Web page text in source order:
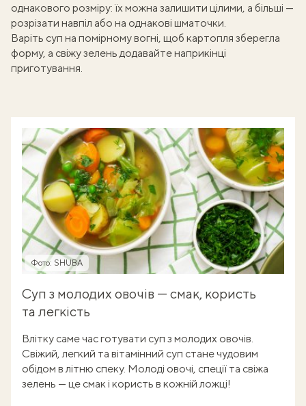
однакового розміру: їх можна залишити цілими, а більші —
розрізати навпіл або на однакові шматочки.
Варіть суп на помірному вогні, щоб картопля зберегла
форму, а свіжу зелень додавайте наприкінці
приготування.
Фото: SHUBA
Суп з молодих овочів — смак, користь
та легкість
Влітку саме час готувати суп з молодих овочів.
Свіжий, легкий та вітамінний суп стане чудовим
обідом в літню спеку. Молоді овочі, спеції та свіжа
зелень — це смак і користь в кожній ложці!